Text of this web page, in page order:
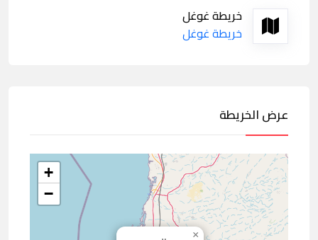
خريطة غوغل
خريطة غوغل
عرض الخريطة
×
+
−